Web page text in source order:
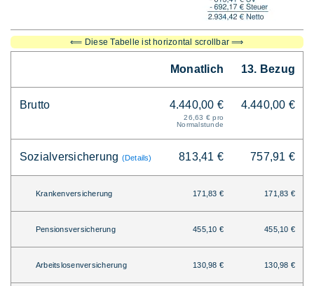
⟸ Diese Tabelle ist horizontal scrollbar ⟹
Monatlich 13. Bezug
Brutto 4.440,00 €
26,63 € pro
Normalstunde
4.440,00 €
Sozialversicherung (Details) 813,41 € 757,91 €
Krankenversicherung 171,83 € 171,83 €
Pensionsversicherung 455,10 € 455,10 €
Arbeitslosenversicherung 130,98 € 130,98 €